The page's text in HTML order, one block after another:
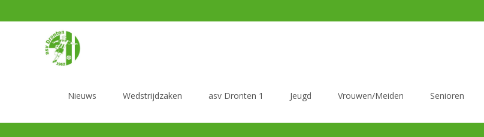
Nieuws Wedstrijdzaken asv Dronten 1 Jeugd Vrouwen/Meiden Senioren